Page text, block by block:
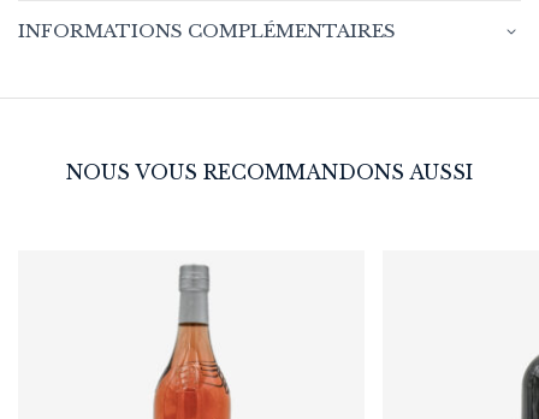
INFORMATIONS COMPLÉMENTAIRES
NOUS VOUS RECOMMANDONS AUSSI